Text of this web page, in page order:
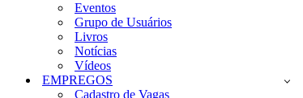
Eventos
Grupo de Usuários
Livros
Notícias
Vídeos
EMPREGOS
Cadastro de Vagas